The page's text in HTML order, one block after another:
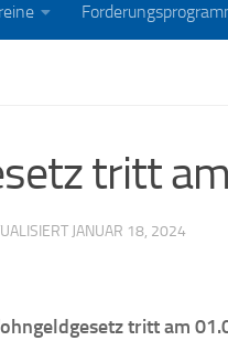
tritt
JANUAR 18, 2024
tritt am